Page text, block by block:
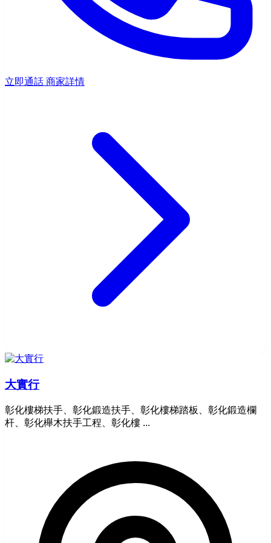
立即通話 商家詳情
大實行
彰化樓梯扶手、彰化鍛造扶手、彰化樓梯踏板、彰化鍛造欄
杆、彰化櫸木扶手工程、彰化樓 ...